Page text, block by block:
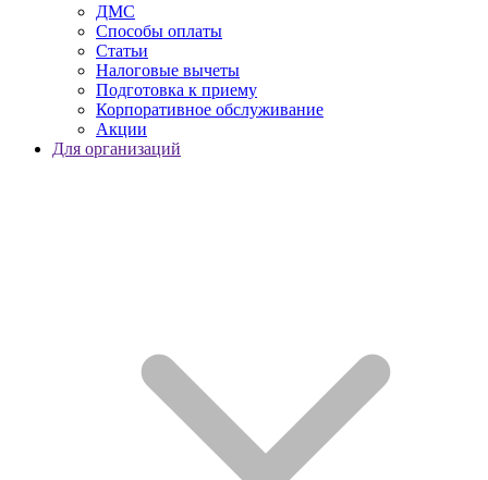
ДМС
Способы оплаты
Статьи
Налоговые вычеты
Подготовка к приему
Корпоративное обслуживание
Акции
Для организаций